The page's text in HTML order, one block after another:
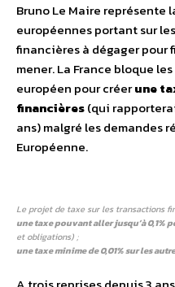
Bruno Le Maire représente
européennes portant sur
financières à dégager pour
mener. La France bloque
européen pour créerune
financières(qui
ans) malgré les demandes
Européenne.
Le projet de taxe sur les transactions
une taxe pouvant aller jusqu’à 0,1%
et obligations) ;
une taxe minime de 0,01% sur les